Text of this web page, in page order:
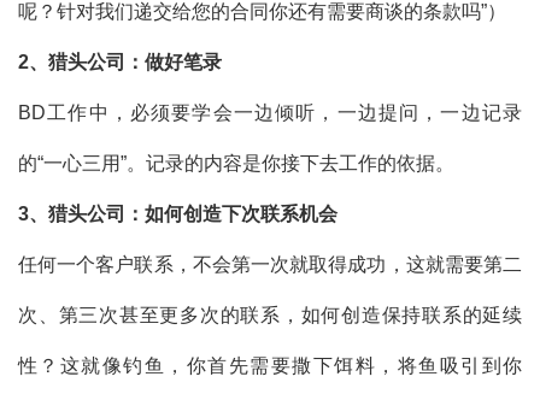
呢？针对我们递交给您的合同你还有需要商谈的条款吗”）
2、猎头公司：做好笔录
BD工作中，必须要学会一边倾听，一边提问，一边记录
的“一心三用”。记录的内容是你接下去工作的依据。
3、猎头公司：如何创造下次联系机会
任何一个客户联系，不会第一次就取得成功，这就需要第二
次、第三次甚至更多次的联系，如何创造保持联系的延续
性？这就像钓鱼，你首先需要撒下饵料，将鱼吸引到你